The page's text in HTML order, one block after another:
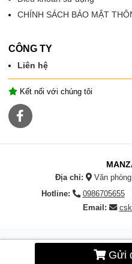
Gửi
CHÍNH SÁCH BẢO MẬT
CÔNG TY
Liên hệ
Kết nối với chúng tôi
Địa chỉ:
Văn
Hotline:
0986705655
Email:
Bản quyền © 2026MANZANO -
bộ phiên bản.